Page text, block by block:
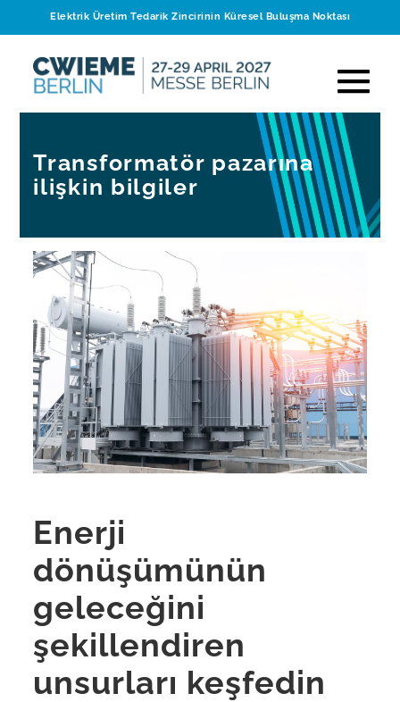
Elektrik Üretim Tedarik Zincirinin Küresel Buluşma Noktası
Transformatör pazarına
ilişkin bilgiler
Enerji
dönüşümünün
geleceğini
şekillendiren
unsurları keşfedin